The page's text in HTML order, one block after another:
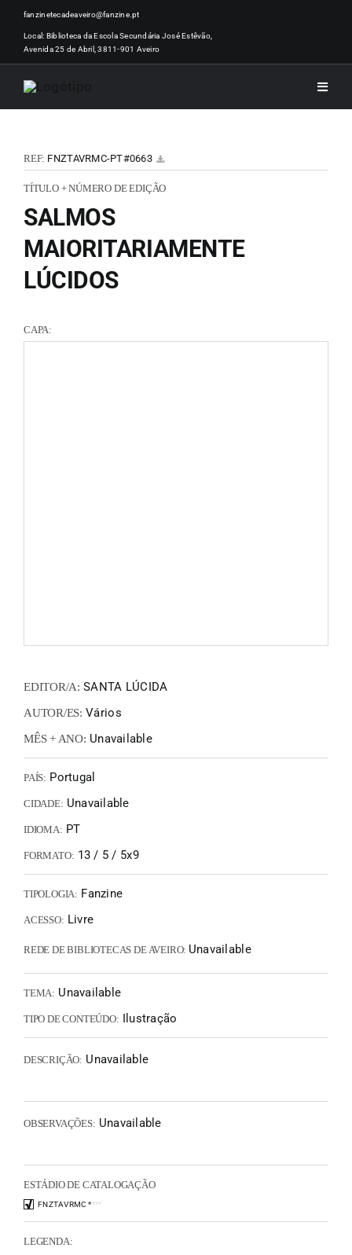
Skip
content
fanzinetecadeaveiro@fanzine.pt
Local: Biblioteca da Escola Secundária José Estêvão,
Avenida 25 de Abril, 3811-901 Aveiro
Toggle
REF: FNZTAVRMC-PT#0663
TÍTULO + NÚMERO DE EDIÇÃO
SALMOS
MAIORITARIAMENTE
LÚCIDOS
CAPA:
EDITOR/A: SANTA LÚCIDA
AUTOR/ES: Vários
MÊS + ANO: Unavailable
PAÍS: Portugal
CIDADE: Unavailable
IDIOMA: PT
FORMATO: 13 / 5 / 5x9
TIPOLOGIA: Fanzine
ACESSO: Livre
REDE DE BIBLIOTECAS DE AVEIRO: Unavailable
TEMA: Unavailable
TIPO DE CONTEÚDO: Ilustração
DESCRIÇÃO: Unavailable
OBSERVAÇÕES: Unavailable
ESTÁDIO DE CATALOGAÇÃO
FNZTAVRMC ****
LEGENDA: